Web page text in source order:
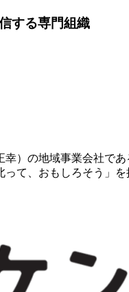
する専門組織
）の地域事業会社で
て、おもしろそう」